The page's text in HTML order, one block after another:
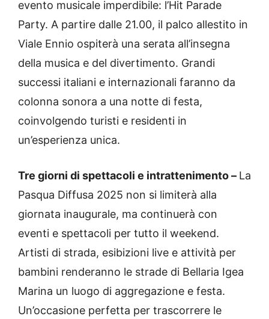
evento musicale imperdibile: l’Hit Parade
Party. A partire dalle 21.00, il palco allestito in
Viale Ennio ospiterà una serata all’insegna
della musica e del divertimento. Grandi
successi italiani e internazionali faranno da
colonna sonora a una notte di festa,
coinvolgendo turisti e residenti in
un’esperienza unica.
Tre giorni di spettacoli e intrattenimento – La
Pasqua Diffusa 2025 non si limiterà alla
giornata inaugurale, ma continuerà con
eventi e spettacoli per tutto il weekend.
Artisti di strada, esibizioni live e attività per
bambini renderanno le strade di Bellaria Igea
Marina un luogo di aggregazione e festa.
Un’occasione perfetta per trascorrere le